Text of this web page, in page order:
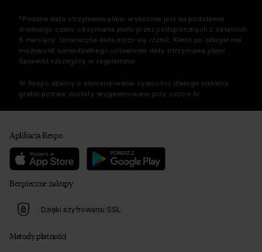
*Podana data otrzymania planu wyliczona jest na podstawie
średniego czasu otrzymania planu przez podopiecznych z ostatnich
6 miesięcy. Ostateczna data może się różnić. Klient po zakupie ma
możliwość samodzielnego ustawienia daty otrzymania planu.
Sprawdź szczegóły w regulaminie.
W Respo dbamy o niemarnowanie żywności, dlatego niektóre
grafiki potraw zostały wygenerowane przy użyciu AI.
Aplikacja Respo
Bezpieczne zakupy
Dzięki szyfrowaniu SSL
Metody płatności